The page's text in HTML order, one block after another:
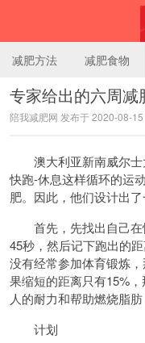
减肥方法 减肥食物
专家给出的六周减
陪我减肥网 发布于 2020-08-15
澳大利亚新南威尔士
快跑-休息这样循环的运
肥。因此，他们设计出了
首先，先找出自己在
45秒，然后记下跑出的
没有经常参加体育锻炼
果缩短的距离只有15%
人的耐力和帮助燃烧脂
计划